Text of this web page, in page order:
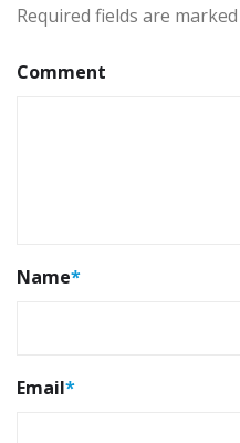
Required fields are marked
Comment
Name*
Email*